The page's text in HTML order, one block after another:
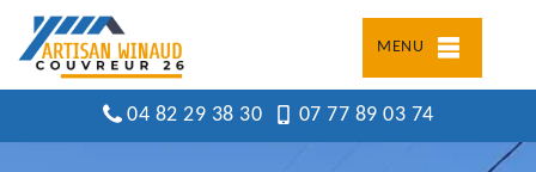
MENU
04 82 29 38 30 07 77 89 03 74